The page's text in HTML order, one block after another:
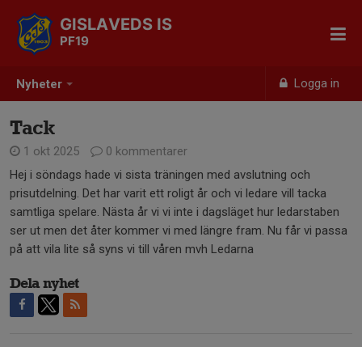
Nyheter Logga in
GISLAVEDS IS
PF19
Tack
1 okt 2025
0 kommentarer
Hej i söndags hade vi sista träningen med avslutning och
prisutdelning. Det har varit ett roligt år och vi ledare vill tacka
samtliga spelare. Nästa år vi vi inte i dagsläget hur ledarstaben
ser ut men det åter kommer vi med längre fram. Nu får vi passa
på att vila lite så syns vi till våren mvh Ledarna
Dela nyhet